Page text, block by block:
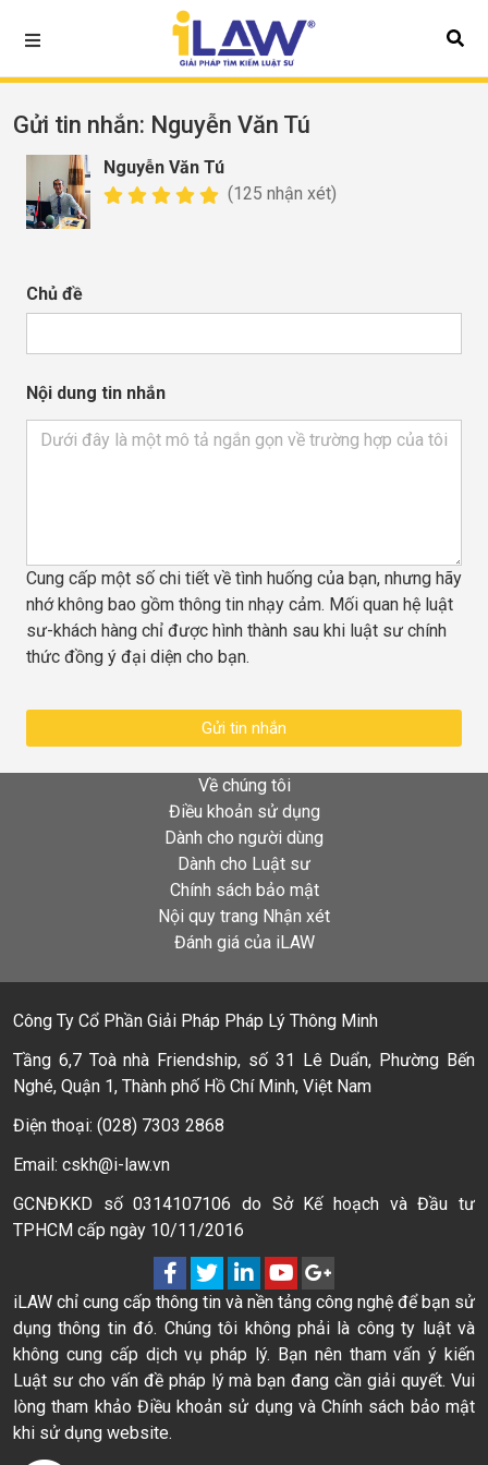
Gửi tin nhắn: Nguyễn Văn Tú
Nguyễn Văn Tú
(125 nhận xét)
Chủ đề
Nội dung tin nhắn
Cung cấp một số chi tiết về tình huống của bạn, nhưng hãy
nhớ không bao gồm thông tin nhạy cảm. Mối quan hệ luật
sư-khách hàng chỉ được hình thành sau khi luật sư chính
thức đồng ý đại diện cho bạn.
Gửi tin nhắn
Về chúng tôi
Điều khoản sử dụng
Dành cho người dùng
Dành cho Luật sư
Chính sách bảo mật
Nội quy trang Nhận xét
Đánh giá của iLAW
Công Ty Cổ Phần Giải Pháp Pháp Lý Thông Minh
Tầng 6,7 Toà nhà Friendship, số 31 Lê Duẩn, Phường Bến
Nghé, Quận 1, Thành phố Hồ Chí Minh, Việt Nam
Điện thoại: (028) 7303 2868
Email: cskh@i-law.vn
GCNĐKKD số 0314107106 do Sở Kế hoạch và Đầu tư
TPHCM cấp ngày 10/11/2016
iLAW chỉ cung cấp thông tin và nền tảng công nghệ để bạn sử
dụng thông tin đó. Chúng tôi không phải là công ty luật và
không cung cấp dịch vụ pháp lý. Bạn nên tham vấn ý kiến
Luật sư cho vấn đề pháp lý mà bạn đang cần giải quyết. Vui
lòng tham khảo Điều khoản sử dụng và Chính sách bảo mật
khi sử dụng website.